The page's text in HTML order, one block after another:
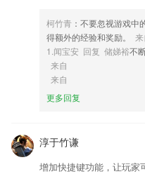
5,向智能手表推送短信通知
6,有效的促进了党员组织的管理
信用盘网址软件优势
1.会详细的解析不同的知识点，
俗称、化学物质颜色
3.每天更新一些安全小知识，结
柯竹青 ：不要忽视游戏
得额外的经验和奖励。
来
1.闻宝安 回复 储娣裕不
来自
来自
更多回复
淳于竹谦
增加快捷键功能，让玩家